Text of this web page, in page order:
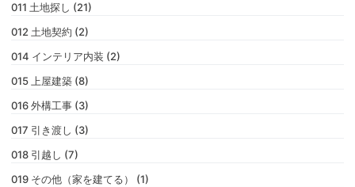
011 土地探し (21)
012 土地契約 (2)
014 インテリア内装 (2)
015 上屋建築 (8)
016 外構工事 (3)
017 引き渡し (3)
018 引越し (7)
019 その他（家を建てる） (1)